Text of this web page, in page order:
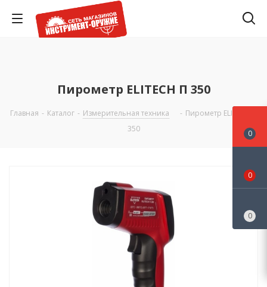
Пирометр ELITECH П 350
Главная - Каталог - Измерительная техника - Пирометр ELITECH П
350
0
0
0